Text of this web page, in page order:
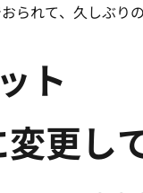
られて、久しぶり
ト
更し